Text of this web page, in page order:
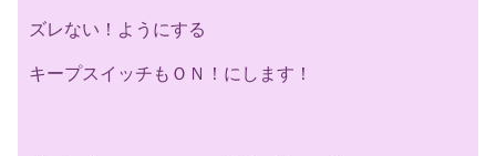
ズレない！ようにする
キープスイッチもＯＮ！にします！